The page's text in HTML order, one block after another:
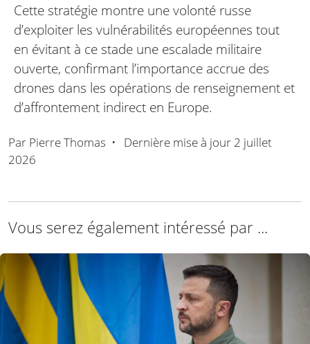
Cette stratégie montre une volonté russe
d’exploiter les vulnérabilités européennes tout
en évitant à ce stade une escalade militaire
ouverte, confirmant l’importance accrue des
drones dans les opérations de renseignement et
d’affrontement indirect en Europe.
Par Pierre Thomas • Dernière mise à jour 2 juillet
2026
Vous serez également intéressé par ...